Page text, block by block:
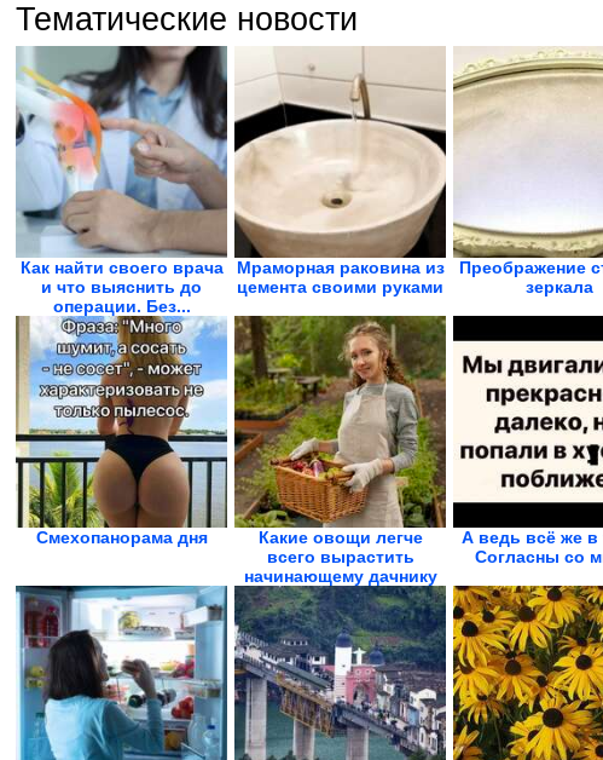
Тематические новости
Как найти своего врача
и что выяснить до
операции. Без...
Мраморная раковина из
цемента своими руками
Преображение
зеркала
Смехопанорама дня
Какие овощи легче
всего вырастить
начинающему дачнику
А ведь всё же в
Согласны со